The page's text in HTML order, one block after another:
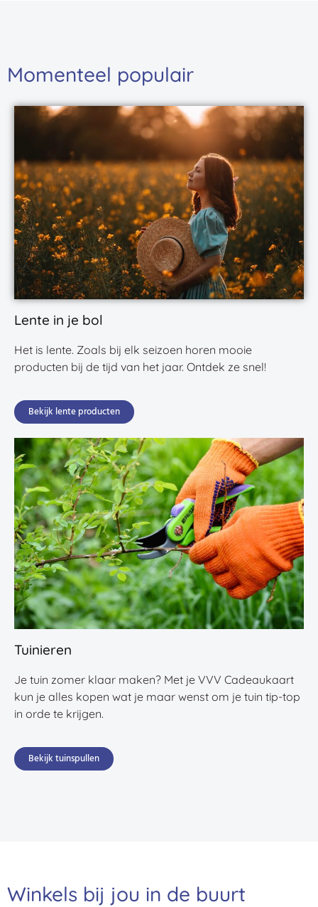
Momenteel populair
Lente in je bol
Het is lente. Zoals bij elk seizoen horen mooie
producten bij de tijd van het jaar. Ontdek ze snel!
Bekijk lente producten
Tuinieren
Je tuin zomer klaar maken? Met je VVV Cadeaukaart
kun je alles kopen wat je maar wenst om je tuin tip-top
in orde te krijgen.
Bekijk tuinspullen
Winkels bij jou in de buurt